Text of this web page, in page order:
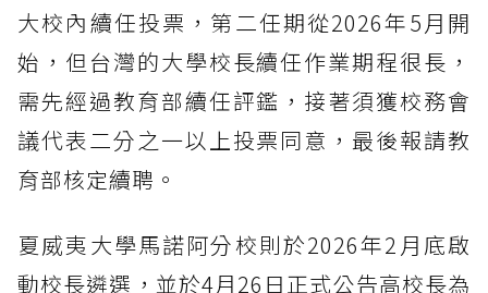
大校內續任投票，第二任期從2026年5月開
始，但台灣的大學校長續任作業期程很長，
需先經過教育部續任評鑑，接著須獲校務會
議代表二分之一以上投票同意，最後報請教
育部核定續聘。
夏威夷大學馬諾阿分校則於2026年2月底啟
動校長遴選，並於4月26日正式公告高校長為